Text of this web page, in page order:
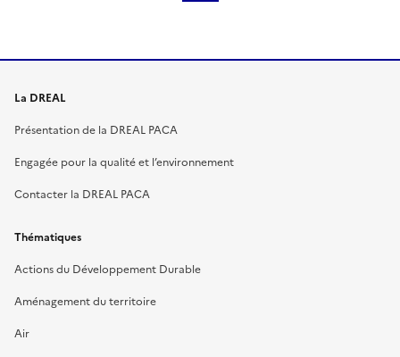
La DREAL
Présentation de la DREAL PACA
Engagée pour la qualité et l’environnement
Contacter la DREAL PACA
Thématiques
Actions du Développement Durable
Aménagement du territoire
Air